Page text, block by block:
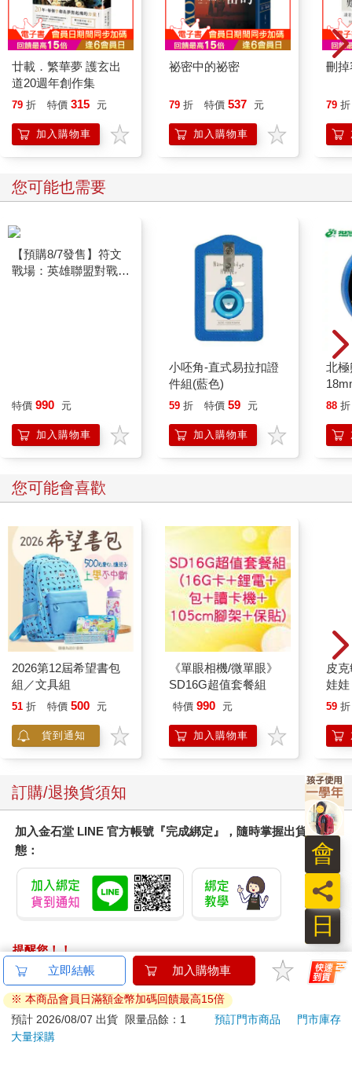
廿載．繁華夢 護玄出
道20週年創作集
79 折 特價 315 元
加入購物車
祕密中的祕密
79 折 特價 537 元
加入購物車
刪
79 折
您可能也需要
牌「起源」英雄牌組
墊）
特價 990 元
加入購物車
小呸角-直式易拉扣證
件組(藍色)
59 折 特價 59 元
加入購物車
北
88 折
您可能會喜歡
2026第12屆希望書包
組／文具組
51 折 特價 500 元
貨到通知
《單眼相機/微單眼》
SD16G超值套餐組
特價 990 元
加入購物車
皮
娃
子
易
59 折
訂購/退換貨須知
加入金石堂 LINE 官方帳號『完成綁定』，隨時掌握出貨動
態：
提醒您！！
金石堂及銀行均不會請您操作ATM! 如接獲電話要求您前往
ATM提款機，請不要聽從指示，以免受騙上當！
退換貨須知：
**提醒您，鑑賞期不等於試用期，退回商品須為全新狀態**
立即結帳 加入購物車
※ 本商品會員日滿額金幣加碼回饋最高15倍
預計 2026/08/07 出貨
限量品餘：1 預訂門市商品
門市庫存
大量採購
日
員
會